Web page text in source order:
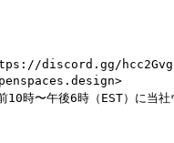
discord.gg/
時〜午後6時（EST）に当社